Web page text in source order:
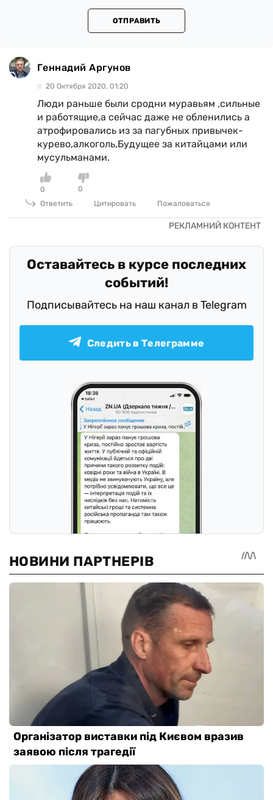
ОТПРАВИТЬ
Геннадий Аргунов
20 Октября 2020, 01:20
Люди раньше были сродни муравьям ,сильные
и работящие,а сейчас даже не обленились а
атрофировались из за пагубных привычек-
курево,алкоголь,Будущее за китайцами или
мусульманами.
0
0
Ответить
Цитировать Пожаловаться
Оставайтесь в курсе последних
событий!
Подписывайтесь на наш канал в Telegram
Следить в Телеграмме